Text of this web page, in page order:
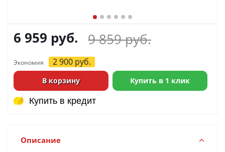
6 959 руб. 9 859руб.
Экономия 2 900 руб.
В корзину Купить в 1 клик
Купить в кредит
Купить в кредит
Описание